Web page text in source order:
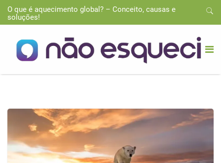
O que é aquecimento global? – Conceito, causas e
soluções!